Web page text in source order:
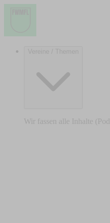
Vereine / Themen
Wir fassen alle Inhalte